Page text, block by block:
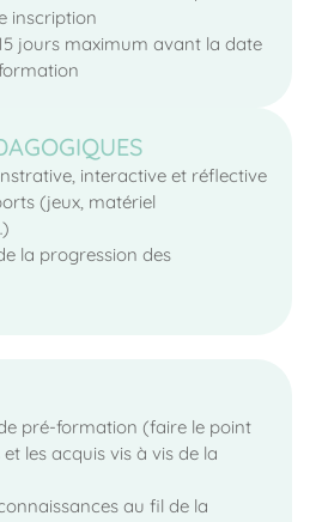
inscription
jours maximum avant la date
interactive et réflective
(jeux, matériel
la progression des
pré-formation (faire le point
les acquis vis à vis de la
au fil de la